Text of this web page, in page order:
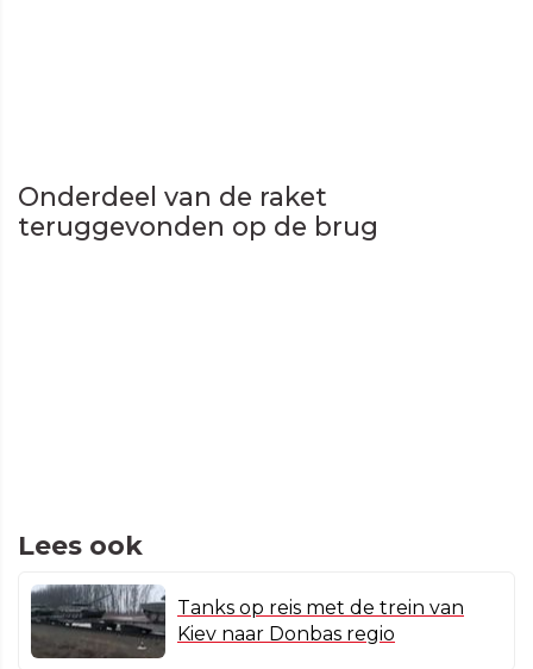
Onderdeel van de raket
teruggevonden op de brug
Lees ook
Tanks op reis met de trein van
Kiev naar Donbas regio